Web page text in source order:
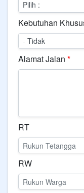
Kebutuhan
Alamat Jalan *
RT
RW